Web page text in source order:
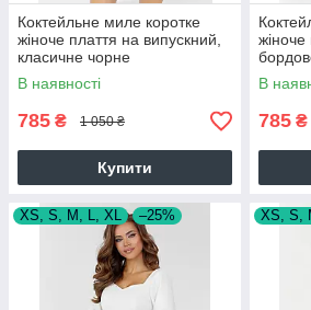
Коктейльне миле коротке
жіноче плаття на випускний,
класичне чорне
В наявності
785 ₴ 1 050 ₴
Купити
жіноче
В
785 ₴
XS, S, M, L, XL –25% XS, S,